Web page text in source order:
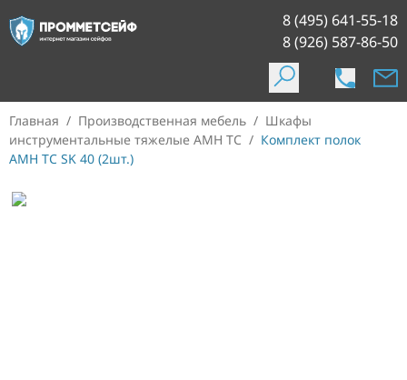
8 (495) 641-55-18
8 (926) 587-86-50
Главная / Производственная мебель / Шкафы
инструментальные тяжелые AMH TC / Комплект полок
AMH TC SK 40 (2шт.)